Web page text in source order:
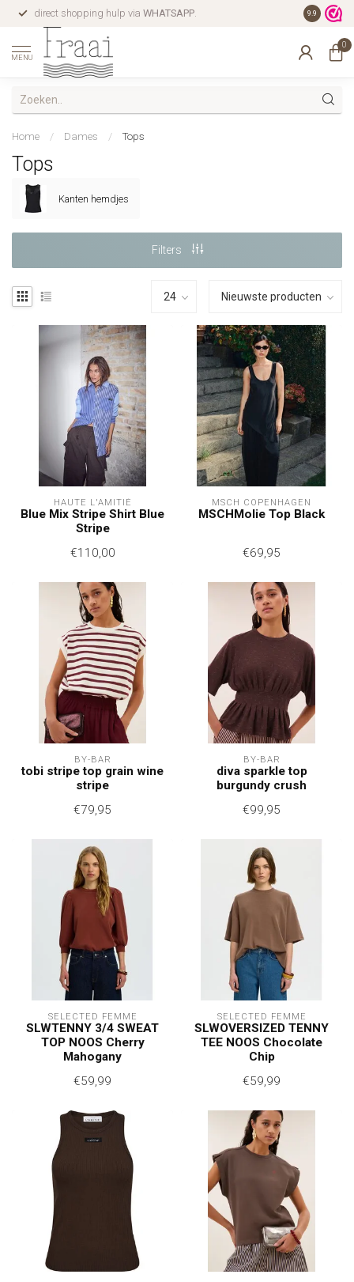
direct shopping hulp via WHATSAPP. gratis
9.9
MENU
0
Home / Dames / Tops
Tops
Kanten hemdjes
Filters
HAUTE L'AMITIÉ
Blue Mix Stripe Shirt Blue
Stripe
€110,00
MSCH COPENHAGEN
MSCHMolie Top Black
€69,95
BY-BAR
tobi stripe top grain wine
stripe
€79,95
BY-BAR
diva sparkle top
burgundy crush
€99,95
SELECTED FEMME
SLWTENNY 3/4 SWEAT
TOP NOOS Cherry
Mahogany
€59,99
SELECTED FEMME
SLWOVERSIZED TENNY
TEE NOOS Chocolate
Chip
€59,99